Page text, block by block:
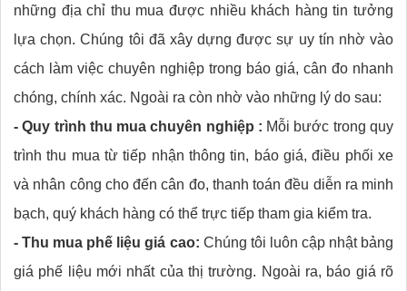
những địa chỉ thu mua được nhiều khách hàng tin tưởng
lựa chọn. Chúng tôi đã xây dựng được sự uy tín nhờ vào
cách làm việc chuyên nghiệp trong báo giá, cân đo nhanh
chóng, chính xác. Ngoài ra còn nhờ vào những lý do sau:
- Quy trình thu mua chuyên nghiệp : Mỗi bước trong quy
trình thu mua từ tiếp nhận thông tin, báo giá, điều phối xe
và nhân công cho đến cân đo, thanh toán đều diễn ra minh
bạch, quý khách hàng có thể trực tiếp tham gia kiểm tra.
- Thu mua phế liệu giá cao: Chúng tôi luôn cập nhật bảng
giá phế liệu mới nhất của thị trường. Ngoài ra, báo giá rõ